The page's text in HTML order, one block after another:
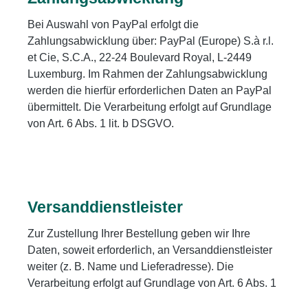
Bei Auswahl von PayPal erfolgt die
Zahlungsabwicklung über: PayPal (Europe) S.à r.l.
et Cie, S.C.A., 22-24 Boulevard Royal, L-2449
Luxemburg. Im Rahmen der Zahlungsabwicklung
werden die hierfür erforderlichen Daten an PayPal
übermittelt. Die Verarbeitung erfolgt auf Grundlage
von Art. 6 Abs. 1 lit. b DSGVO.
Versanddienstleister
Zur Zustellung Ihrer Bestellung geben wir Ihre
Daten, soweit erforderlich, an Versanddienstleister
weiter (z. B. Name und Lieferadresse). Die
Verarbeitung erfolgt auf Grundlage von Art. 6 Abs. 1